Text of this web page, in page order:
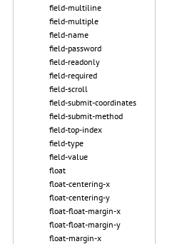
field-multiline
field-multiple
field-name
field-password
field-readonly
field-required
field-scroll
field-submit-coordinates
field-submit-method
field-top-index
field-type
field-value
float
float-centering-x
float-centering-y
float-float-margin-x
float-float-margin-y
float-margin-x